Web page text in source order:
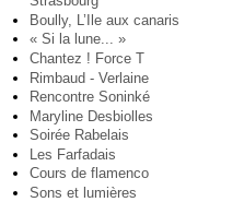
Boully, L’Ile aux canaris
« Si la lune... »
Chantez ! Force T
Rimbaud - Verlaine
Rencontre Soninké
Maryline Desbiolles
Soirée Rabelais
Les Farfadais
Cours de flamenco
Sons et lumières